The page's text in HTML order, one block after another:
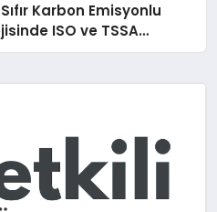
Karbon Emisyonlu
ISO ve TSSA